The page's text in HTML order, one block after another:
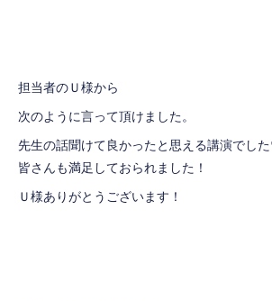
担当者のＵ様から
次のように言って頂けました。
先生の話聞けて良かったと思える講演でし
皆さんも満足しておられました！
Ｕ様ありがとうございます！